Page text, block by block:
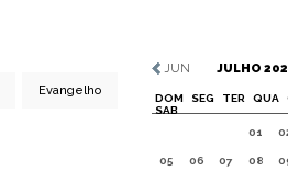
JUN JULHO
DOM SEG TER QUA
SAB
01
05 06 07 08
Evangelho